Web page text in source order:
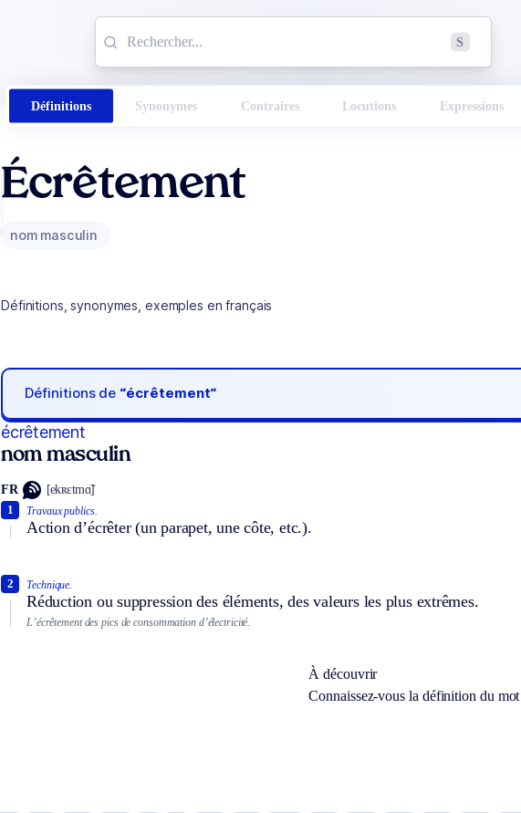
S
Définitions Synonymes Contraires Locutions Expressions
Écrêtement
nom masculin
Définitions, synonymes, exemples en français
Définitions de “écrêtement“
écrêtement
nom masculin
FR [ekʀɛtmɑ̃]
Travaux publics.
Action d’écrêter (un parapet, une côte, etc.).
1
Technique.
Réduction ou suppression des éléments, des valeurs les plus extrêmes.
2
L’écrêtement des pics de consommation d’électricité.
À découvrir
Connaissez-vous la définition du